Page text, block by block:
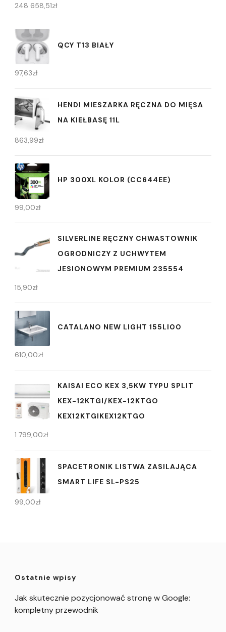
248 658,51zł
QCY T13 BIAŁY
97,63zł
HENDI MIESZARKA RĘCZNA DO MIĘSA
NA KIEŁBASĘ 11L
863,99zł
HP 300XL KOLOR (CC644EE)
99,00zł
SILVERLINE RĘCZNY CHWASTOWNIK
OGRODNICZY Z UCHWYTEM
JESIONOWYM PREMIUM 235554
15,90zł
CATALANO NEW LIGHT 155LI00
610,00zł
KAISAI ECO KEX 3,5KW TYPU SPLIT
KEX-12KTGI/KEX-12KTGO
KEX12KTGIKEX12KTGO
1 799,00zł
SPACETRONIK LISTWA ZASILAJĄCA
SMART LIFE SL-PS25
99,00zł
Ostatnie wpisy
Jak skutecznie pozycjonować stronę w Google:
kompletny przewodnik